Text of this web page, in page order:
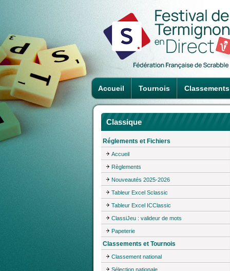
Accueil Tournois Classements
Classique
Réglements et Fichiers
Accueil
Règlements
Nouveautés 2025-2026
Tableur Excel Sclassic
Tableur Excel ICClassic
ClassiJeu : valideur de mots
Papeterie
Classements et Tournois
Classement national
Sélection nationale